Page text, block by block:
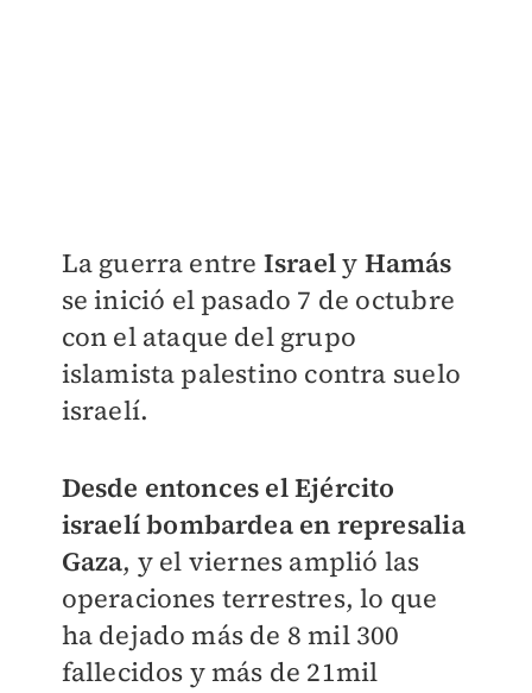
La guerra entre Israely Hamás
se inició el pasado 7 de octubre
con el ataque del grupo
islamista palestino contra suelo
israelí.
Desde entonces el Ejército
israelí bombardea en represalia
Gaza, y el viernes amplió las
operaciones terrestres, lo que
ha dejado más de 8 mil 300
fallecidos y más de 21mil